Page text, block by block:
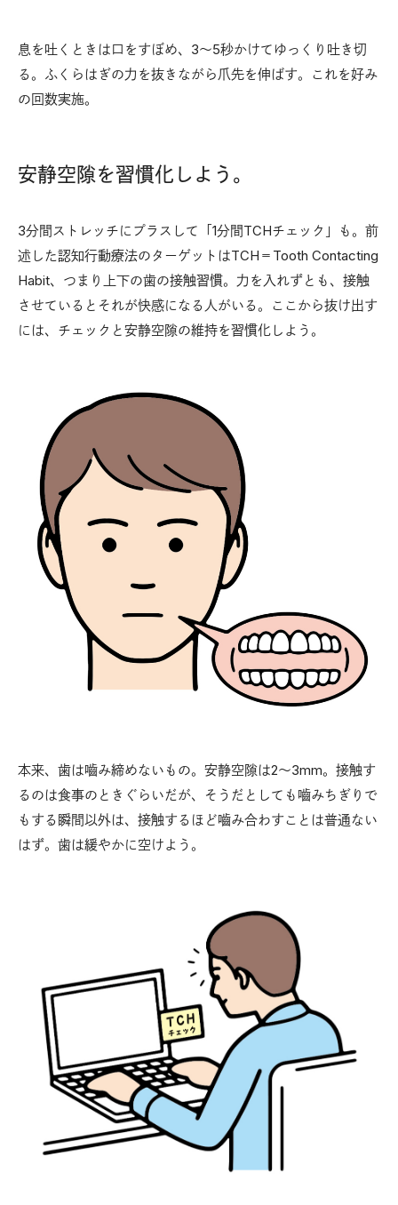
息を吐くときは口をすぼめ、3～5秒かけてゆっくり吐き切
る。ふくらはぎの力を抜きながら爪先を伸ばす。これを好み
の回数実施。
安静空隙を習慣化しよう。
3分間ストレッチにプラスして「1分間TCHチェック」も。前
述した認知行動療法のターゲットはTCH＝Tooth Contacting
Habit、つまり上下の歯の接触習慣。力を入れずとも、接触
させているとそれが快感になる人がいる。ここから抜け出す
には、チェックと安静空隙の維持を習慣化しよう。
本来、歯は嚙み締めないもの。安静空隙は2～3mm。接触す
るのは食事のときぐらいだが、そうだとしても嚙みちぎりで
もする瞬間以外は、接触するほど嚙み合わすことは普通ない
はず。歯は緩やかに空けよう。